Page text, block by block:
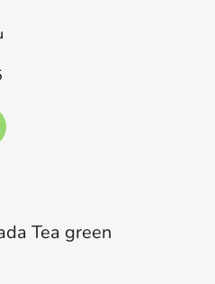
Tea green
hviezdičiek.